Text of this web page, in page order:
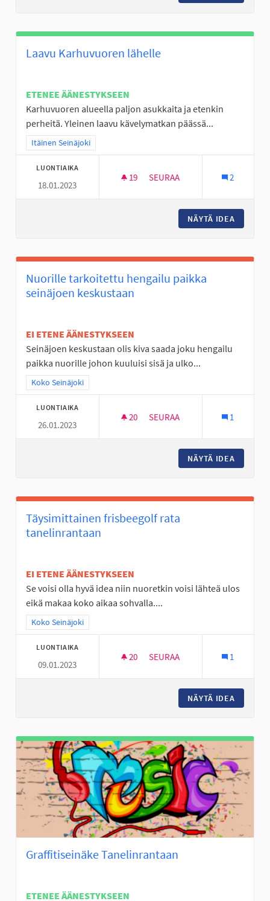
Laavu Karhuvuoren lähelle
ETENEE ÄÄNESTYKSEEN
Karhuvuoren alueella paljon asukkaita ja etenkin
perheitä. Yleinen laavu kävelymatkan päässä...
Rajaa tulokset teeman mukaan: Itäinen Seinäjoki
Itäinen Seinäjoki
LUONTIAIKA
18.01.2023
19 19 SEURAAJAA
SEURAA 2
NÄYTÄ IDEA
Nuorille tarkoitettu hengailu paikka
seinäjoen keskustaan
EI ETENE ÄÄNESTYKSEEN
Seinäjoen keskustaan olis kiva saada joku hengailu
paikka nuorille johon kuuluisi sisä ja ulko...
Rajaa tulokset teeman mukaan: Koko Seinäjoki
Koko Seinäjoki
LUONTIAIKA
26.01.2023
20 20 SEURAAJAA
SEURAA 1
NÄYTÄ IDEA
Täysimittainen frisbeegolf rata
tanelinrantaan
EI ETENE ÄÄNESTYKSEEN
Se voisi olla hyvä idea niin nuoretkin voisi lähteä ulos
eikä makaa koko aikaa sohvalla....
Rajaa tulokset teeman mukaan: Koko Seinäjoki
Koko Seinäjoki
LUONTIAIKA
09.01.2023
20 20 SEURAAJAA
SEURAA 1
NÄYTÄ IDEA
Graffitiseinäke Tanelinrantaan
ETENEE ÄÄNESTYKSEEN